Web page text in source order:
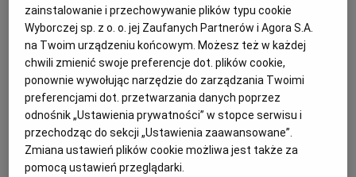
Ogłoszenia z kategorii Przetargi
Zabrzańska Spółdzielnia Mieszkaniowa w Zabrzu
ogłasza przetarg nieograniczony na kompleksowy
remont balkonów (I pion) wraz z wymianą balustrad i
kafelkowaniem podłoży w budynku w Zabrzu
zainstalowanie i przechowywanie plików typu cookie
Wyborczej sp. z o. o. jej Zaufanych Partnerów i Agora S.A.
na Twoim urządzeniu końcowym. Możesz też w każdej
chwili zmienić swoje preferencje dot. plików cookie,
ponownie wywołując narzędzie do zarządzania Twoimi
preferencjami dot. przetwarzania danych poprzez
odnośnik „Ustawienia prywatności” w stopce serwisu i
przechodząc do sekcji „Ustawienia zaawansowane”.
Zmiana ustawień plików cookie możliwa jest także za
pomocą ustawień przeglądarki.